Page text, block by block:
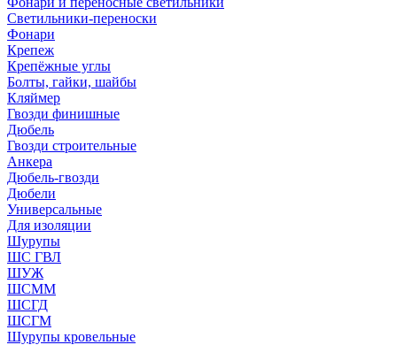
Светильники-переноски
Фонари
Крепеж
Крепёжные углы
Болты, гайки, шайбы
Кляймер
Гвозди финишные
Дюбель
Гвозди строительные
Анкера
Дюбель-гвозди
Дюбели
Универсальные
Для изоляции
Шурупы
ШС ГВЛ
ШУЖ
ШСММ
ШСГД
ШСГМ
Шурупы кровельные